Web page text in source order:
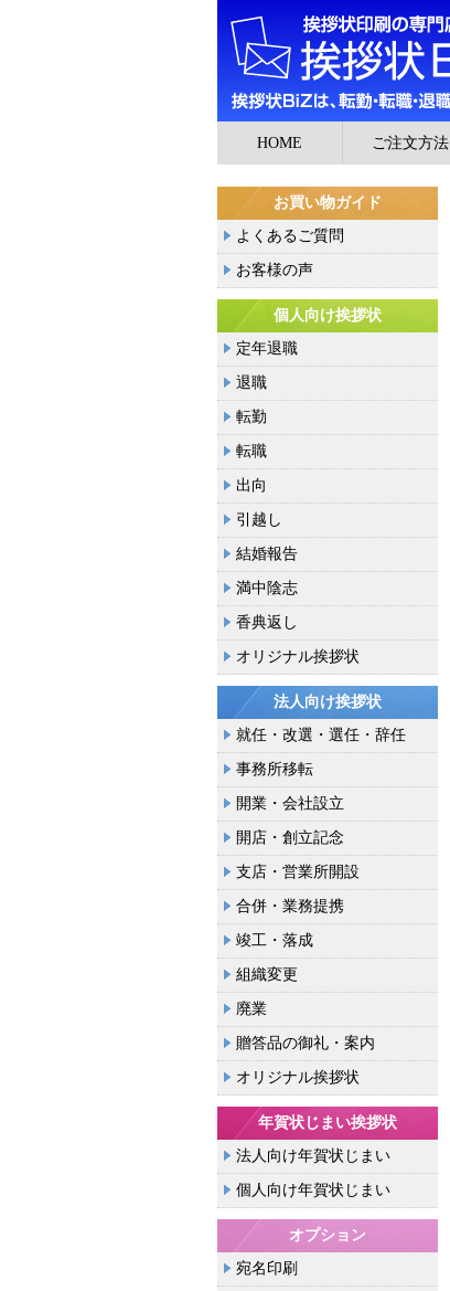
HOME ご注文方法
お買い物ガイド
よくあるご質問
お客様の声
個人向け挨拶状
定年退職
退職
転勤
転職
出向
引越し
結婚報告
満中陰志
香典返し
オリジナル挨拶状
法人向け挨拶状
就任・改選・選任・辞任
事務所移転
開業・会社設立
開店・創立記念
支店・営業所開設
合併・業務提携
竣工・落成
組織変更
廃業
贈答品の御礼・案内
オリジナル挨拶状
年賀状じまい挨拶状
法人向け年賀状じまい
個人向け年賀状じまい
オプション
宛名印刷